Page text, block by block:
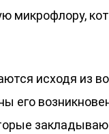
микрофлору,
исходя из
его